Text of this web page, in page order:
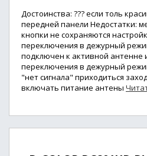
Достоинства: ??? если толь
передней панели Недостатки:
кнопки не сохраняются
переключения в дежурный
подключен к активной антенне
переключения в дежурный
"нет сигнала" приходиться
включать питание антены